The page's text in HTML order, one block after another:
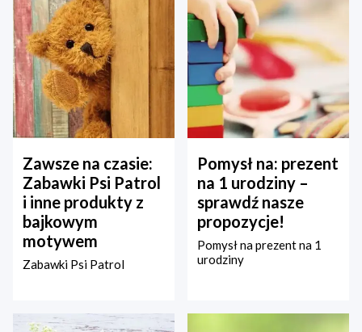
Zawsze na czasie:
Zabawki Psi Patrol
i inne produkty z
bajkowym
motywem
Zabawki Psi Patrol
Pomysł na: prezent
na 1 urodziny –
sprawdź nasze
propozycje!
Pomysł na prezent na 1
urodziny